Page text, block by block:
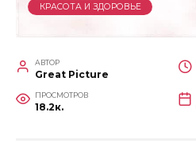
КРАСОТА И ЗДОРОВЬЕ
АВТОР
Great Picture
ПРОСМОТРОВ
18.2к.